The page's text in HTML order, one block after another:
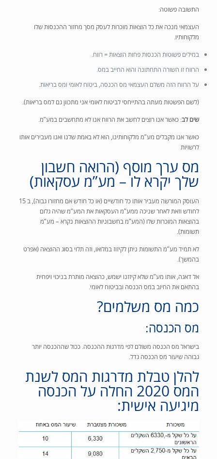
התשובה פשוטה:
העצמאי מנכה את כל הוצאות מוכרות לעסק מסך מחזור ההכנסות שלו
מלקוחותיו.
במילים פשוטות הכנסות פחות הוצאות = רווח.
הרווח זו השורה התחתונה והוא החייב במס.
על הרווח הזה משלם העצמאי מס הכנסה, ביטוח לאומי ומס בריאות.
(לשם הפשטות מעתה בהתייחסי לביטוח לאומי אני מתכוון גם למס בריאות).
שים לב: כאשר אנו רוצים לחשב את הרווח אנו לא מתחשבים במע”מ.
כאשר אנו מקבלים מע”מ מלקוחותינו, הוא לא באמת שלנו ואנו מעבירים אותו
לרשויות
מס ערך מוסף (הרואה חשבון
שלך יקרא לו – מע”מ עסקאות)
העוסק המורשה מעביר אותו כל חודשיים (או כל חודש אם מחזורו גבוה), ב 15
לחודש וזאת לאחר שניכה ממע”מ העסקאות את המע”מ שהיה גלום
בהוצאות המוכרות שלו (המע”מ בחשבוניות ההוצאות נקרא – מע”מ
תשומות).
לא תמיד מע”מ התשומות ניתן לקיזוז במלואו, וזה תלוי בסוג ההוצאה (אפרט
בהמשך).
אל דאגה, אותו מע”מ שלא קיזזנו ישמש, כהוצאה מותרת בניכוי ויפחית
בהתאם את החיוב במס הכנסה ובביטוח לאומי.
כמה מס משלמים?
מס הכנסה:
בישראל מס הכנסה משולם לפי מדרגות ההכנסה. ככול שההכנסה יותר
גבוהה שיעור מס הכנסה גדל.
להלן טבלת מדרגות המס לשנת
המס 2020 החלה על הכנסה
מיגיעה אישית: